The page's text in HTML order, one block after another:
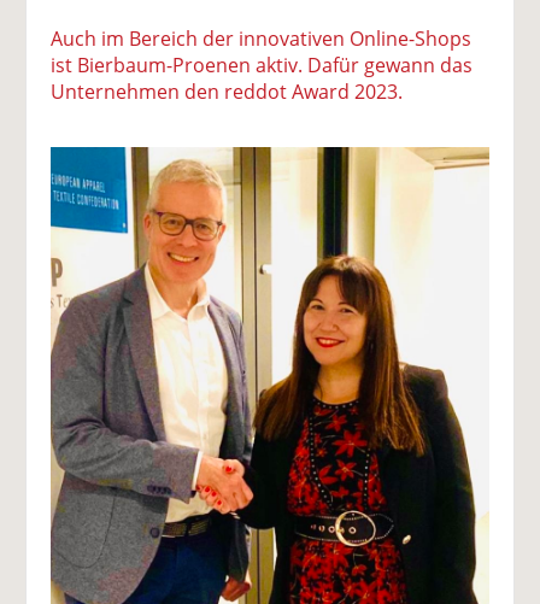
Auch im Bereich der innovativen Online-Shops
ist Bierbaum-Proenen aktiv. Dafür gewann das
Unternehmen den reddot Award 2023.